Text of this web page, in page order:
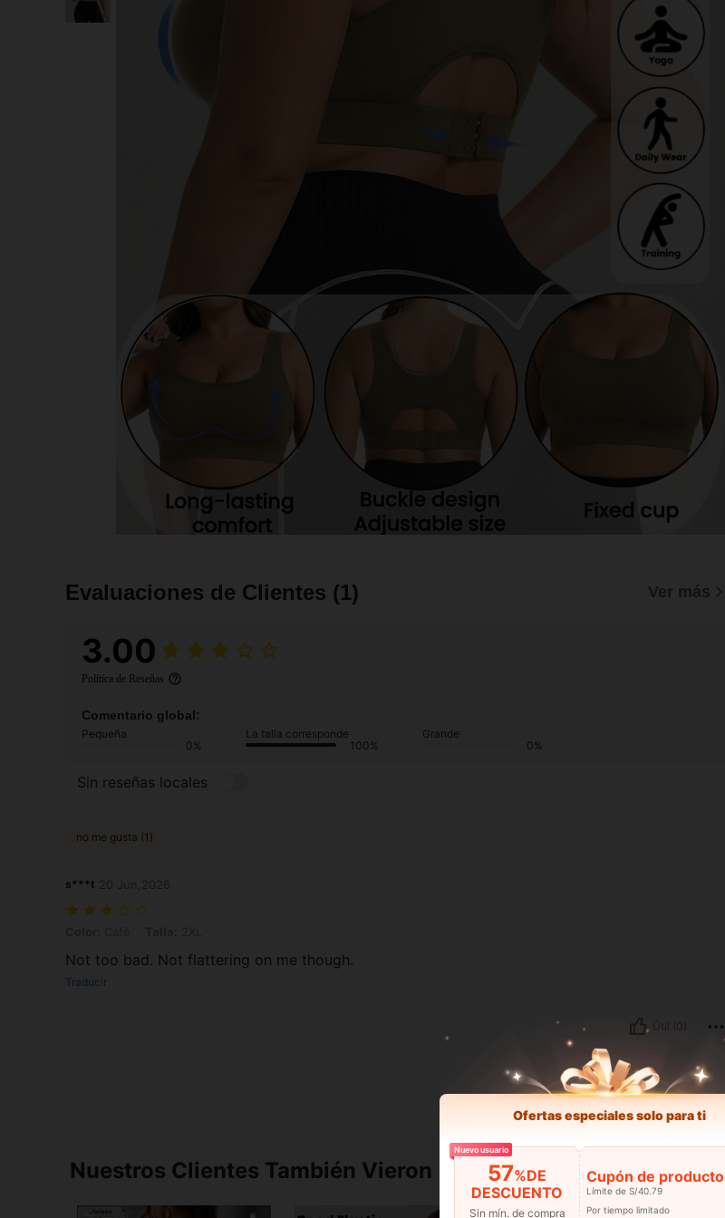
Evaluaciones de Clientes (1) Ver más
3.00
Política de Reseñas
Comentario global:
Pequeña
0%
La talla corresponde
100%
Grande
0%
Sin reseñas locales
no me gusta (1)
s***t
Not too bad. Not flattering on me though.
Traducir
Nuestros Clientes También Vieron
Ofertas especiales solo para ti
Nuevo usuario
57%DE
DESCUENTO
Sin mín. de compra
Cupón de producto
Límite de S/40.79
Por tiempo limitado